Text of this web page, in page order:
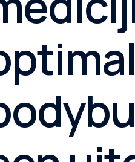
PSK Serisi
PSTMO Serisi
PSTMF Serisi
PSTMC Serisi
PSTMB Serisi